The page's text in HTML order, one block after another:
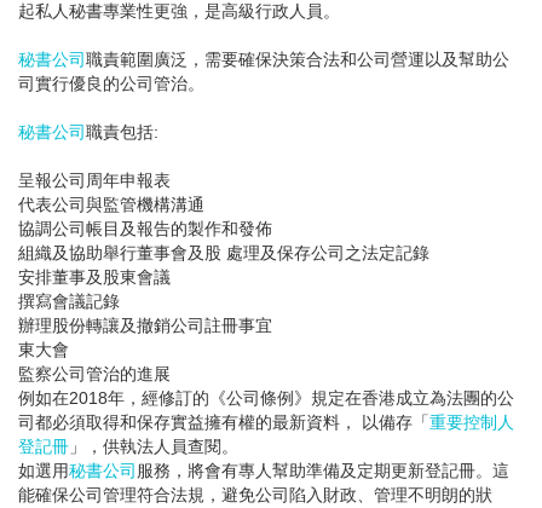
起私人秘書專業性更強，是高級行政人員。
秘書公司職責範圍廣泛，需要確保決策合法和公司營運以及幫助公
司實行優良的公司管治。
秘書公司職責包括:
呈報公司周年申報表
代表公司與監管機構溝通
協調公司帳目及報告的製作和發佈
組織及協助舉行董事會及股 處理及保存公司之法定記錄
安排董事及股東會議
撰寫會議記錄
辦理股份轉讓及撤銷公司註冊事宜
東大會
監察公司管治的進展
例如在2018年，經修訂的《公司條例》規定在香港成立為法團的公
司都必須取得和保存實益擁有權的最新資料， 以備存「重要控制人
登記冊 」，供執法人員查閱。
如選用秘書公司 服務，將會有專人幫助準備及定期更新登記冊。這
能確保公司管理符合法規，避免公司陷入財政、管理不明朗的狀